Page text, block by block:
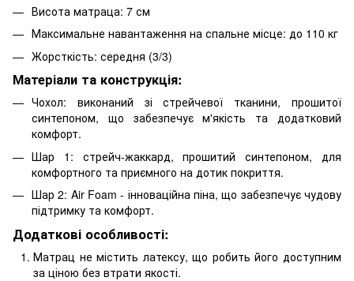
Висота матраца: 7 см
Максимальне навантаження на спальне місце: до 110 кг
Жорсткість: середня (3/3)
Матеріали та конструкція:
Чохол: виконаний зі стрейчевої тканини, прошитої
синтепоном, що забезпечує м'якість та додатковий
комфорт.
Шар 1: стрейч-жаккард, прошитий синтепоном, для
комфортного та приємного на дотик покриття.
Шар 2: Air Foam - інноваційна піна, що забезпечує чудову
підтримку та комфорт.
Додаткові особливості:
Матрац не містить латексу, що робить його доступним
за ціною без втрати якості.